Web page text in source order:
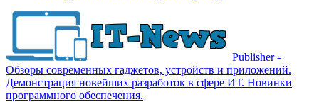
Publisher -
Обзоры современных гаджетов, устройств и приложений.
Демонстрация новейших разработок в сфере ИТ. Новинки
программного обеспечения.